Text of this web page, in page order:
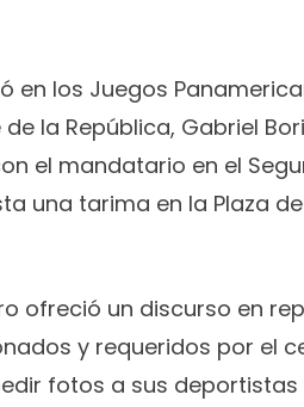
en los Juegos
la República, Gabriel
el mandatario en el
una tarima en la Plaza
ofreció un discurso en
y requeridos por el
fotos a sus deportistas